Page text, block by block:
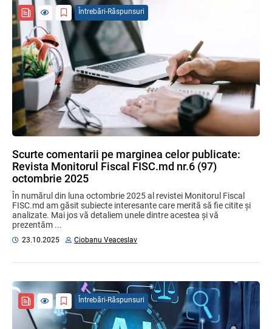
Întrebări-Răspunsuri
Scurte comentarii pe marginea celor publicate:
Revista Monitorul Fiscal FISC.md nr.6 (97)
octombrie 2025
În numărul din luna octombrie 2025 al revistei Monitorul Fiscal
FISC.md am găsit subiecte interesante care merită să fie citite și
analizate. Mai jos vă detaliem unele dintre acestea și vă
prezentăm ...
23.10.2025 Ciobanu Veaceslav
Întrebări-Răspunsuri